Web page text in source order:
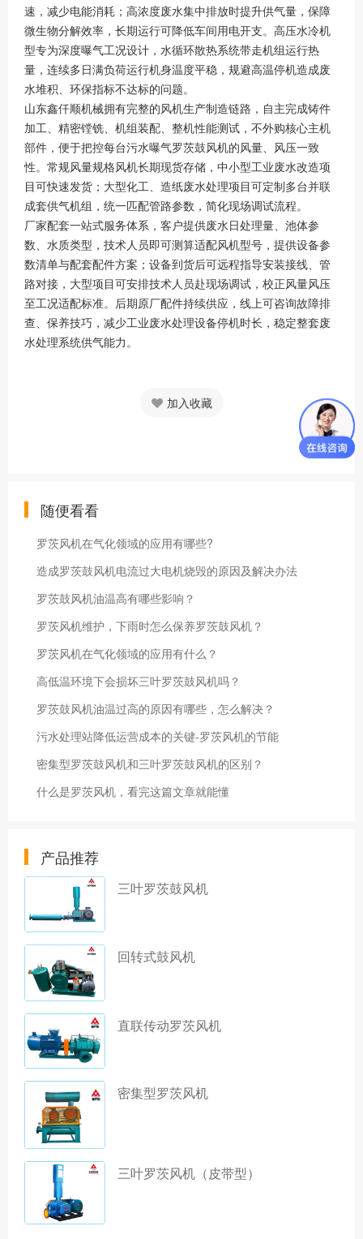
速，减少电能消耗；高浓度废水集中排放时提升供气量，保障
微生物分解效率，长期运行可降低车间用电开支。高压水冷机
型专为深度曝气工况设计，水循环散热系统带走机组运行热
量，连续多日满负荷运行机身温度平稳，规避高温停机造成废
水堆积、环保指标不达标的问题。
山东鑫仟顺机械拥有完整的风机生产制造链路，自主完成铸件
加工、精密镗铣、机组装配、整机性能测试，不外购核心主机
部件，便于把控每台污水曝气罗茨鼓风机的风量、风压一致
性。常规风量规格风机长期现货存储，中小型工业废水改造项
目可快速发货；大型化工、造纸废水处理项目可定制多台并联
成套供气机组，统一匹配管路参数，简化现场调试流程。
厂家配套一站式服务体系，客户提供废水日处理量、池体参
数、水质类型，技术人员即可测算适配风机型号，提供设备参
数清单与配套配件方案；设备到货后可远程指导安装接线、管
路对接，大型项目可安排技术人员赴现场调试，校正风量风压
至工况适配标准。后期原厂配件持续供应，线上可咨询故障排
查、保养技巧，减少工业废水处理设备停机时长，稳定整套废
水处理系统供气能力。
加入收藏
随便看看
罗茨风机在气化领域的应用有哪些?
造成罗茨鼓风机电流过大电机烧毁的原因及解决办法
罗茨鼓风机油温高有哪些影响？
罗茨风机维护，下雨时怎么保养罗茨鼓风机？
罗茨风机在气化领域的应用有什么？
高低温环境下会损坏三叶罗茨鼓风机吗？
罗茨鼓风机油温过高的原因有哪些，怎么解决？
污水处理站降低运营成本的关键-罗茨风机的节能
密集型罗茨鼓风机和三叶罗茨鼓风机的区别？
什么是罗茨风机，看完这篇文章就能懂
产品推荐
三叶罗茨鼓风机
回转式鼓风机
直联传动罗茨风机
密集型罗茨风机
三叶罗茨风机（皮带型）